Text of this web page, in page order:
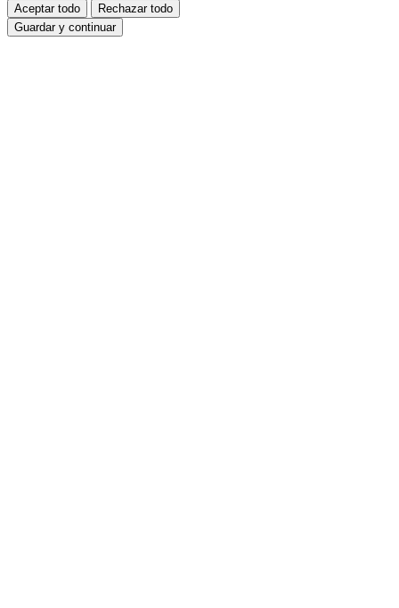
Aceptar todo
Rechazar todo
Guardar y continuar